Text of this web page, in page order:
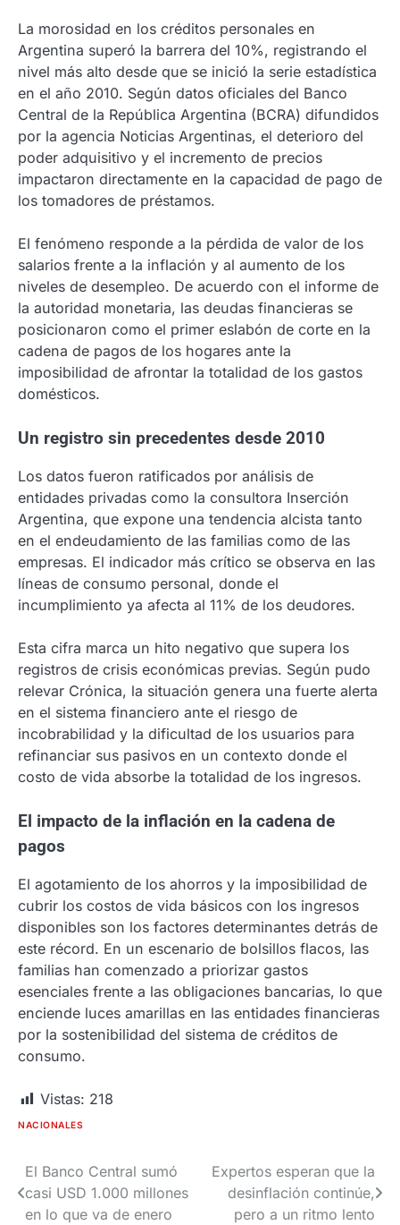
La morosidad en los créditos personales en
Argentina superó la barrera del 10%, registrando el
nivel más alto desde que se inició la serie estadística
en el año 2010. Según datos oficiales del Banco
Central de la República Argentina (BCRA) difundidos
por la agencia Noticias Argentinas, el deterioro del
poder adquisitivo y el incremento de precios
impactaron directamente en la capacidad de pago de
los tomadores de préstamos.
El fenómeno responde a la pérdida de valor de los
salarios frente a la inflación y al aumento de los
niveles de desempleo. De acuerdo con el informe de
la autoridad monetaria, las deudas financieras se
posicionaron como el primer eslabón de corte en la
cadena de pagos de los hogares ante la
imposibilidad de afrontar la totalidad de los gastos
domésticos.
Un registro sin precedentes desde 2010
Los datos fueron ratificados por análisis de
entidades privadas como la consultora Inserción
Argentina, que expone una tendencia alcista tanto
en el endeudamiento de las familias como de las
empresas. El indicador más crítico se observa en las
líneas de consumo personal, donde el
incumplimiento ya afecta al 11% de los deudores.
Esta cifra marca un hito negativo que supera los
registros de crisis económicas previas. Según pudo
relevar Crónica, la situación genera una fuerte alerta
en el sistema financiero ante el riesgo de
incobrabilidad y la dificultad de los usuarios para
refinanciar sus pasivos en un contexto donde el
costo de vida absorbe la totalidad de los ingresos.
El impacto de la inflación en la cadena de
pagos
El agotamiento de los ahorros y la imposibilidad de
cubrir los costos de vida básicos con los ingresos
disponibles son los factores determinantes detrás de
este récord. En un escenario de bolsillos flacos, las
familias han comenzado a priorizar gastos
esenciales frente a las obligaciones bancarias, lo que
enciende luces amarillas en las entidades financieras
por la sostenibilidad del sistema de créditos de
consumo.
Vistas: 218
NACIONALES
Navegación
de
El Banco Central sumó
casi USD 1.000 millones
en lo que va de enero
Expertos esperan que la
desinflación continúe,
pero a un ritmo lento